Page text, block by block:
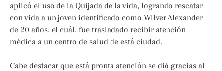
aplicó el uso de la Quijada de la vida, logrando rescatar
con vida a un joven identificado como Wilver Alexander
de 20 años, el cuál, fue trasladado recibir atención
médica a un centro de salud de está ciudad.
Cabe destacar que está pronta atención se dió gracias al